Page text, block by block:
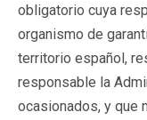
obligatorio cuya
organismo de
territorio español,
responsable la
ocasionados, y que